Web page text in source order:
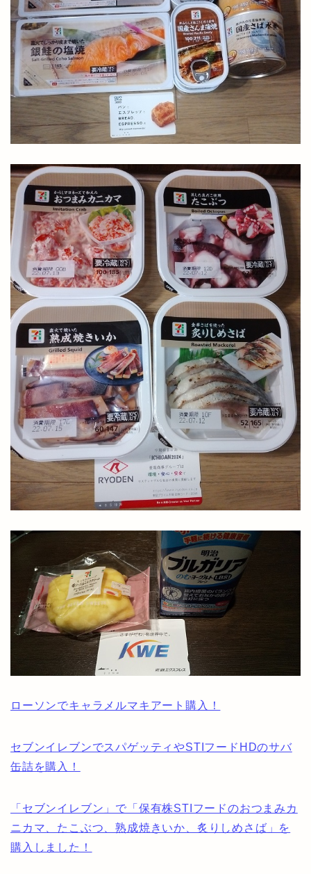
ローソンでキャラメルマキアート購入！
セブンイレブンでスパゲッティやSTIフードHDのサバ
缶詰を購入！
「セブンイレブン」で「保有株STIフードのおつまみカ
ニカマ、たこぶつ、熟成焼きいか、炙りしめさば」を
購入しました！